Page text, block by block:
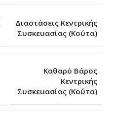
Διαστάσεις Κεντρικής
Συσκευασίας (Κούτα)
Καθαρό Βάρος
Κεντρικής
Συσκευασίας (Κούτα)